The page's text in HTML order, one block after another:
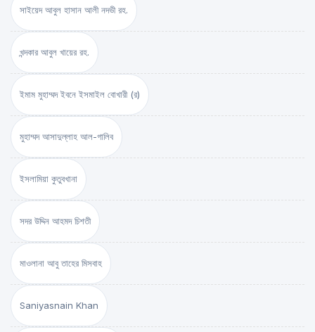
সাইয়েদ আবুল হাসান আলী নদভী রহ.
খন্দকার আবুল খায়ের রহ.
ইমাম মুহাম্মদ ইবনে ইসমাইল বোখারী (র)
মুহাম্মদ আসাদুল্লাহ আল-গালিব
ইসলামিয়া কুতুবখানা
সদর উদ্দিন আহমদ চিশতী
মাওলানা আবু তাহের মিসবাহ
Saniyasnain Khan